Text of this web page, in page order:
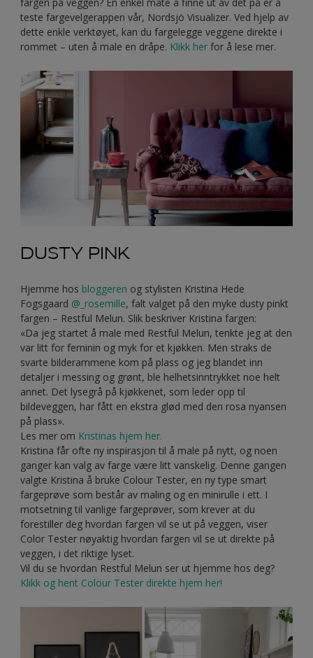
fargen på veggen? En enkel måte å finne ut av det på er å
teste fargevelgerappen vår, Nordsjö Visualizer. Ved hjelp av
dette enkle verktøyet, kan du fargelegge veggene direkte i
rommet – uten å male en dråpe. Klikk her for å lese mer.
DUSTY PINK
Hjemme hos bloggeren og stylisten Kristina Hede
Fogsgaard @_rosemille, falt valget på den myke dusty pinkt
fargen – Restful Melun. Slik beskriver Kristina fargen:
«Da jeg startet å male med Restful Melun, tenkte jeg at den
var litt for feminin og myk for et kjøkken. Men straks de
svarte bilderammene kom på plass og jeg blandet inn
detaljer i messing og grønt, ble helhetsinntrykket noe helt
annet. Det lysegrå på kjøkkenet, som leder opp til
bildeveggen, har fått en ekstra glød med den rosa nyansen
på plass».
Les mer om Kristinas hjem her.
Kristina får ofte ny inspirasjon til å male på nytt, og noen
ganger kan valg av farge være litt vanskelig. Denne gangen
valgte Kristina å bruke Colour Tester, en ny type smart
fargeprøve som består av maling og en minirulle i ett. I
motsetning til vanlige fargeprøver, som krever at du
forestiller deg hvordan fargen vil se ut på veggen, viser
Color Tester nøyaktig hvordan fargen vil se ut direkte på
veggen, i det riktige lyset.
Vil du se hvordan Restful Melun ser ut hjemme hos deg?
Klikk og hent Colour Tester direkte hjem her!